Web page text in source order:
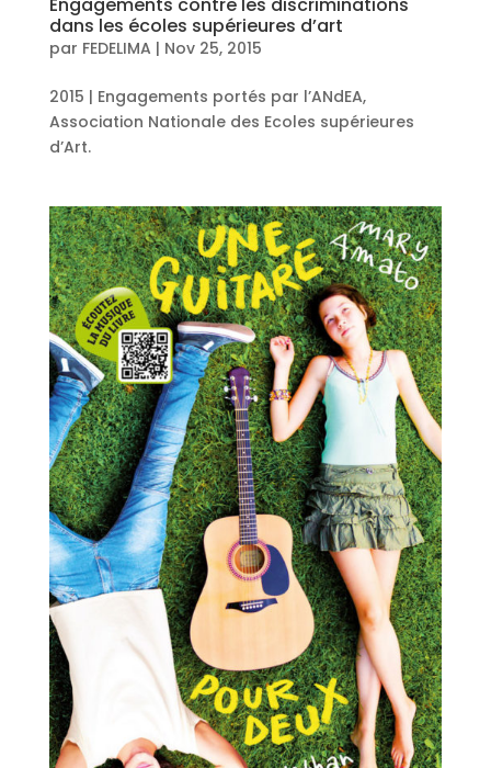
dans les écoles supérieures d’art
par FEDELIMA | Nov 25, 2015
2015 | Engagements portés par l’ANdEA,
Association Nationale des Ecoles supérieures
d’Art.